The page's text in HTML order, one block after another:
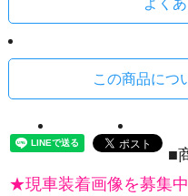
この商品につ
■
★現車装着画像を募集